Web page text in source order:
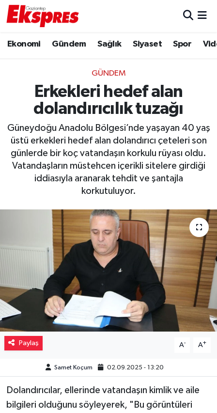
Ekonomi Gündem Sağlık Siyaset Spor
GÜNDEM
Erkekleri hedef alan
dolandırıcılık tuzağı
Güneydoğu Anadolu Bölgesi’nde yaşayan 40 yaş
üstü erkekleri hedef alan dolandırıcı çeteleri son
günlerde bir koç vatandaşın korkulu rüyası oldu.
Vatandaşların müstehcen içerikli sitelere girdiği
iddiasıyla aranarak tehdit ve şantajla
korkutuluyor.
Paylaş A- A+
Samet Koçum 02.09.2025 - 13:20
Dolandırıcılar, ellerinde vatandaşın kimlik ve aile
bilgileri olduğunu söyleyerek, "Bu görüntüleri
Ekonomi
Gaziantep son dakika
Genel
Gündem
Haberler
Kültür Sanat
Magazin
Resmi İlanlar
Sağlık
Sinemalar
Teknoloji
Trafik Durumu
Puan Durumu ve Fikstür
Tüm Manşetler
Son Dakika Haberleri
Haber Arşivi